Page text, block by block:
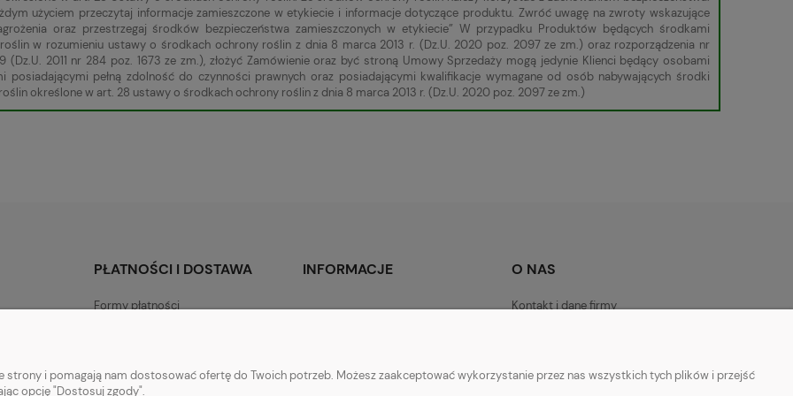
użyciem przeczytaj informacje zamieszczone w etykiecie i informacje dotyczące produktu. Zwróć uwagę na zwroty wskazujące
oraz przestrzegaj środków bezpieczeństwa zamieszczonych w etykiecie” W przypadku Produktów będących środkami
w rozumieniu ustawy o środkach ochrony roślin z dnia 8 marca 2013 r. (Dz.U. 2020 poz. 2097 ze zm.) oraz rozporządzenia nr
(Dz.U. 2011 nr 284 poz. 1673 ze zm.), złożyć Zamówienie oraz być stroną Umowy Sprzedaży mogą jedynie Klienci będący osobami
posiadającymi pełną zdolność do czynności prawnych oraz posiadającymi kwalifikacje wymagane od osób nabywających środki
określone w art. 28 ustawy o środkach ochrony roślin z dnia 8 marca 2013 r. (Dz.U. 2020 poz. 2097 ze zm.)
PŁATNOŚCI I DOSTAWA
Formy płatności
INFORMACJE O NAS
Kontakt i dane firmy
strony i pomagają nam dostosować ofertę do Twoich potrzeb. Możesz zaakceptować wykorzystanie przez nas wszystkich tych plików i przejść
opcję "Dostosuj zgody".